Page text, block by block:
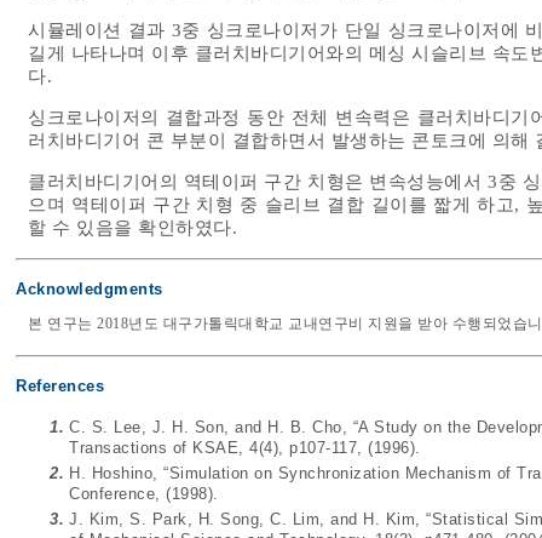
시뮬레이션 결과 3중 싱크로나이저가 단일 싱크로나이저에
길게 나타나며 이후 클러치바디기어와의 메싱 시슬리브 속
다.
싱크로나이저의 결합과정 동안 전체 변속력은 클러치바디
러치바디기어 콘 부분이 결합하면서 발생하는 콘토크에 의해
클러치바디기어의 역테이퍼 구간 치형은 변속성능에서 3중
으며 역테이퍼 구간 치형 중 슬리브 결합 길이를 짧게 하고,
할 수 있음을 확인하였다.
Acknowledgments
본 연구는 2018년도 대구가톨릭대학교 교내연구비 지원을 받아 수행되었습
References
1. C. S. Lee, J. H. Son, and H. B. Cho, “A Study on the
Transactions of KSAE, 4(4), p107-117, (1996).
2. H. Hoshino, “Simulation on Synchronization Mechanism of
Conference, (1998).
3. J. Kim, S. Park, H. Song, C. Lim, and H. Kim, “Statistical